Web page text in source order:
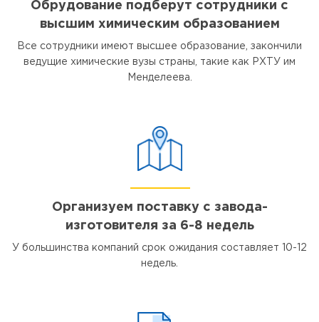
Обрудование подберут сотрудники с
высшим химическим образованием
Все сотрудники имеют высшее образование, закончили
ведущие химические вузы страны, такие как РХТУ им
Менделеева.
Организуем поставку с завода-
изготовителя за 6-8 недель
У большинства компаний срок ожидания составляет 10-12
недель.